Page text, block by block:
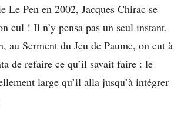
Pen en 2002, Jacques Chirac se
cul ! Il n’y pensa pas un seul instant.
au Serment du Jeu de Paume, on eut à
de refaire ce qu’il savait faire : le
large qu’il alla jusqu’à intégrer